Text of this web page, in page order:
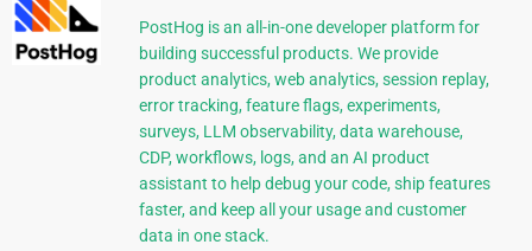
PostHog is an all-in-one developer platform for
building successful products. We provide
product analytics, web analytics, session replay,
error tracking, feature flags, experiments,
surveys, LLM observability, data warehouse,
CDP, workflows, logs, and an AI product
assistant to help debug your code, ship features
faster, and keep all your usage and customer
data in one stack.